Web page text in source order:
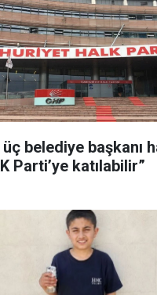
üç belediye başkanı
Parti’ye katılabilir”